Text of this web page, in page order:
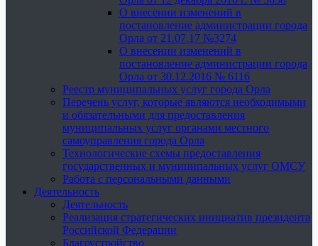
О внесении изменений в
постановление администрации города
Орла от 21.07.17 №3274
О внесении изменений в
постановление администрации города
Орла от 30.12.2016 № 6116
Реестр муниципальных услуг города Орла
Перечень услуг, которые являются необходимыми
и обязательными для предоставления
муниципальных услуг органами местного
самоуправления города Орла
Технологические схемы предоставления
государственных и муниципальных услуг ОМСУ
Работа с персональными данными
Деятельность
Деятельность
Реализация стратегических инициатив президента
Российской Федерации
Благоустройство